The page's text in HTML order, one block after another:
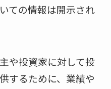
ての情報は開示され
や投資家に対して投
するために、業績や